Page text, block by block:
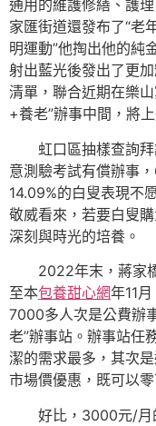
通用的維護修繕、護
家匯街道還發布了“老
明運動”他掏出他的純
射出藍光後發出了更
清單，聯合近期在樂
+養老”辦事中間，將
虹口區抽樣查詢
意測驗考試有償辦事
14.09%的白叟表現不
敬威看來，若要白叟
深刻與時光的培養。
2022年末，蔣家
至本包養甜心網年11
7000多人次是公費辦
老”辦事站。辦事站任
潔的需求最多，其次
市場價優惠，既可以
好比，3000元/月